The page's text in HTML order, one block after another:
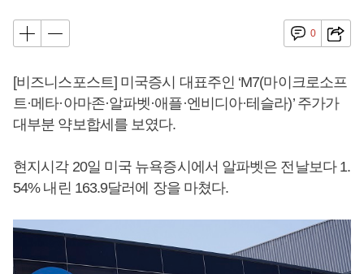
0
[비즈니스포스트] 미국증시 대표주인 ‘M7(마이크로소프
트·메타·아마존·알파벳·애플·엔비디아·테슬라)’ 주가가
대부분 약보합세를 보였다.
현지시각 20일 미국 뉴욕증시에서 알파벳은 전날보다 1.
54% 내린 163.9달러에 장을 마쳤다.